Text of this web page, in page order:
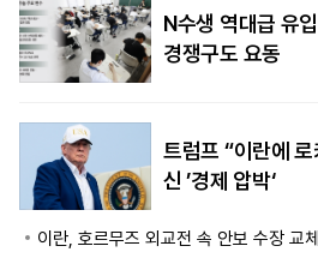
N수생 역대급 유
경쟁구도 요동
트럼프 “이란에
신 ’경제 압박‘
이란, 호르무즈 외교전 속 안보 수장 교